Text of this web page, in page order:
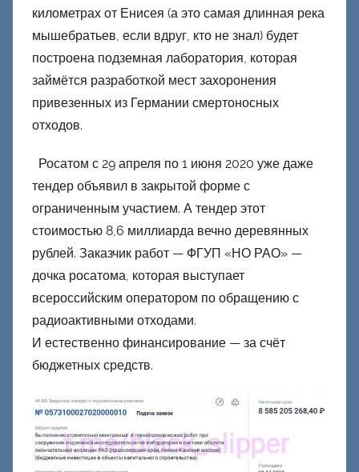
километрах от Енисея (а это самая длинная река
мышебратьев, если вдруг, кто не знал) будет
построена подземная лаборатория, которая
займётся разработкой мест захоронения
привезенных из Германии смертоносных
отходов.
Росатом с 29 апреля по 1 июня 2020 уже даже
тендер объявил в закрытой форме с
ограниченным участием. А тендер этот
стоимостью 8,6 миллиарда вечно деревянных
рублей. Заказчик работ — ФГУП «НО РАО» —
дочка росатома, которая выступает
всероссийским оператором по обращению с
радиоактивными отходами.
И естественно финансирование — за счёт
бюджетных средств.